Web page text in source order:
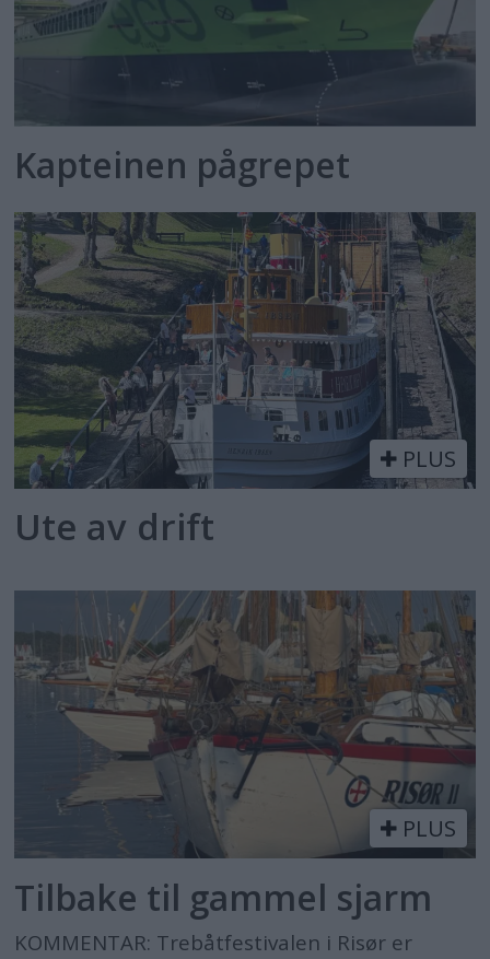
Kapteinen pågrepet
PLUS
Ute av drift
PLUS
Tilbake til gammel sjarm
KOMMENTAR: Trebåtfestivalen i Risør er